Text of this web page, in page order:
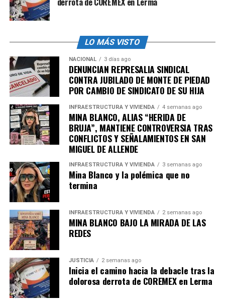
LO MÁS VISTO
NACIONAL 3 días ago
DENUNCIAN REPRESALIA SINDICAL
CONTRA JUBILADO DE MONTE DE PIEDAD
POR CAMBIO DE SINDICATO DE SU HIJA
INFRAESTRUCTURA Y VIVIENDA 4 semanas ago
MINA BLANCO, ALIAS “HERIDA DE
BRUJA”, MANTIENE CONTROVERSIA TRAS
CONFLICTOS Y SEÑALAMIENTOS EN SAN
MIGUEL DE ALLENDE
INFRAESTRUCTURA Y VIVIENDA 3 semanas ago
Mina Blanco y la polémica que no
termina
INFRAESTRUCTURA Y VIVIENDA 2 semanas ago
MINA BLANCO BAJO LA MIRADA DE LAS
REDES
JUSTICIA 2 semanas ago
Inicia el camino hacia la debacle tras la
dolorosa derrota de COREMEX en Lerma